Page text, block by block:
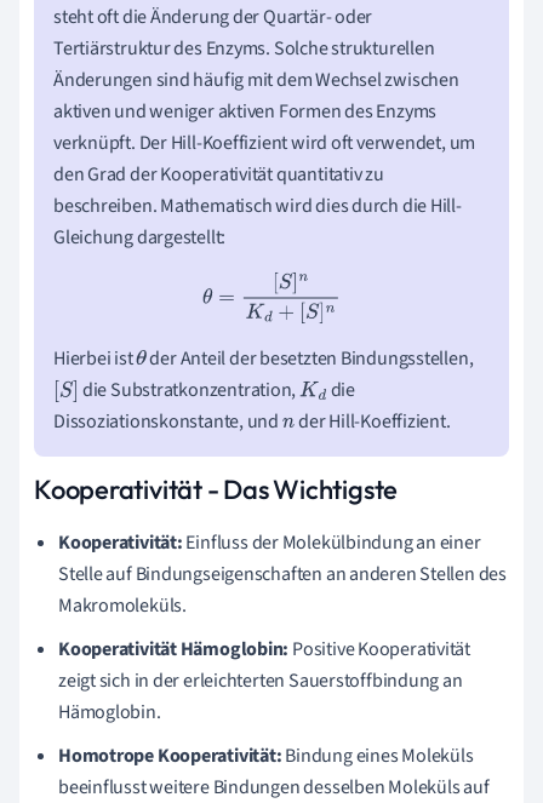
steht oft die Änderung der Quartär- oder
Tertiärstruktur des Enzyms. Solche strukturellen
Änderungen sind häufig mit dem Wechsel zwischen
aktiven und weniger aktiven Formen des Enzyms
verknüpft. Der Hill-Koeffizient wird oft verwendet, um
den Grad der Kooperativität quantitativ zu
beschreiben. Mathematisch wird dies durch die Hill-
Gleichung dargestellt:
θ=[ Kd+[S
Hierbei istθder Anteil der besetzten Bindungsstellen,
S] die Substratkonzentration,Kd die
Dissoziationskonstante, undnder Hill-Koeffizient.
Kooperativität - Das Wichtigste
Kooperativität:Einfluss der Molekülbindung an einer
Stelle auf Bindungseigenschaften an anderen Stellen des
Makromoleküls.
Kooperativität Hämoglobin: Positive Kooperativität
zeigt sich in der erleichterten Sauerstoffbindung an
Hämoglobin.
Homotrope Kooperativität:Bindung eines Moleküls
beeinflusst weitere Bindungen desselben Moleküls auf